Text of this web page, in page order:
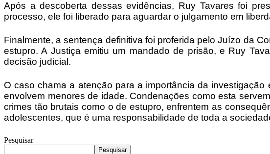
Após a descoberta dessas evidências, Ruy Tavares foi
processo, ele foi liberado para aguardar o julgamento em
Finalmente, a sentença definitiva foi proferida pelo Juízo da
estupro. A Justiça emitiu um mandado de prisão, e Ruy
decisão judicial.
O caso chama a atenção para a importância da
envolvem menores de idade. Condenações como esta
crimes tão brutais como o de estupro, enfrentem as
adolescentes, que é uma responsabilidade de toda a
Pesquisar
Pesquisar